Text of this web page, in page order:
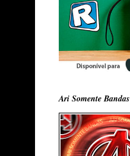
Ari Somente Bandas